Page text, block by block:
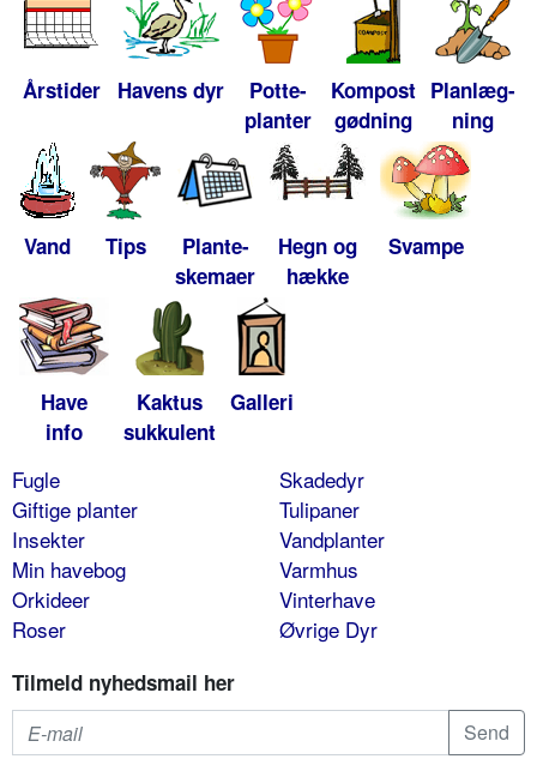
Årstider Havens dyr
Potte-
planter
Kompost
gødning
Planlæg-
ning
Vand Tips
Plante-
skemaer
Hegn og
hække
Svampe
Have
info
Kaktus
sukkulent
Galleri
Fugle
Giftige planter
Insekter
Min havebog
Orkideer
Roser
Skadedyr
Tulipaner
Vandplanter
Varmhus
Vinterhave
Øvrige Dyr
Tilmeld nyhedsmail her